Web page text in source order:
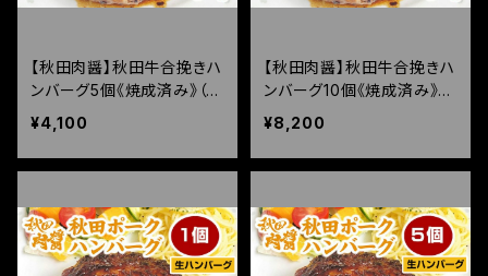
【秋田肉醤】秋田牛合挽きハ
ンバーグ5個《焼成済み》（15
0g×5個）
¥4,100
【秋田肉醤】秋田牛合挽きハ
ンバーグ10個《焼成済み》（1
50g×10個）
¥8,200